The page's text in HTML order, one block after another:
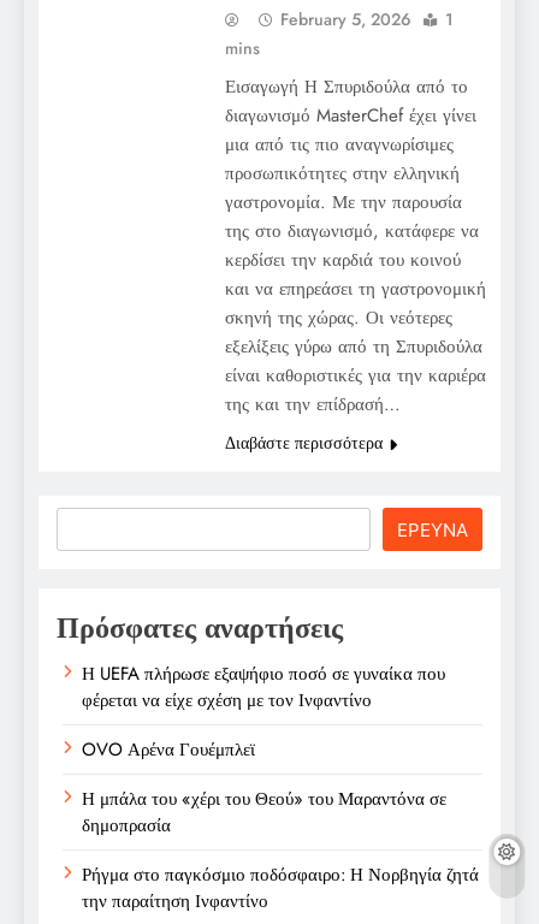
February 5, 2026
1
mins
Εισαγωγή Η Σπυριδούλα από το
διαγωνισμό MasterChef έχει γίνει
μια από τις πιο αναγνωρίσιμες
προσωπικότητες στην ελληνική
γαστρονομία. Με την παρουσία
της στο διαγωνισμό, κατάφερε να
κερδίσει την καρδιά του κοινού
και να επηρεάσει τη γαστρονομική
σκηνή της χώρας. Οι νεότερες
εξελίξεις γύρω από τη Σπυριδούλα
είναι καθοριστικές για την καριέρα
της και την επίδρασή…
Διαβάστε περισσότερα
ΕΡΕΥΝΑ
Πρόσφατες αναρτήσεις
Η UEFA πλήρωσε εξαψήφιο ποσό σε γυναίκα που
φέρεται να είχε σχέση με τον Ινφαντίνο
OVO Αρένα Γουέμπλεϊ
Η μπάλα του «χέρι του Θεού» του Μαραντόνα σε
δημοπρασία
Ρήγμα στο παγκόσμιο ποδόσφαιρο: Η Νορβηγία ζητά
την παραίτηση Ινφαντίνο